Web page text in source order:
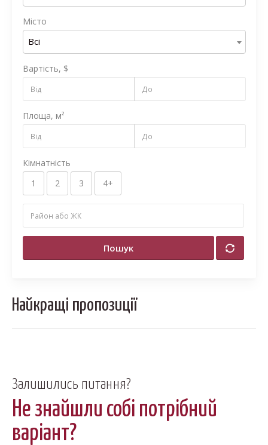
Місто
Всі
Вартість, $
Площа, м²
Кімнатність
1
2 3 4+
Пошук
Найкращі пропозиції
Залишились питання?
Не знайшли собі потрібний
варіант?